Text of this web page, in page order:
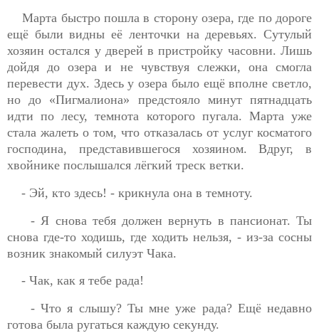
Марта быстро пошла в сторону озера, где по дороге
ещё были видны её ленточки на деревьях. Сутулый
хозяин остался у дверей в пристройку часовни. Лишь
дойдя до озера и не чувствуя слежки, она смогла
перевести дух. Здесь у озера было ещё вполне светло,
но до «Пигмалиона» предстояло минут пятнадцать
идти по лесу, темнота которого пугала. Марта уже
стала жалеть о том, что отказалась от услуг косматого
господина, представившегося хозяином. Вдруг, в
хвойнике послышался лёгкий треск ветки.
- Эй, кто здесь! - крикнула она в темноту.
- Я снова тебя должен вернуть в пансионат. Ты
снова где-то ходишь, где ходить нельзя, - из-за сосны
возник знакомый силуэт Чака.
- Чак, как я тебе рада!
- Что я слышу? Ты мне уже рада? Ещё недавно
готова была ругаться каждую секунду.